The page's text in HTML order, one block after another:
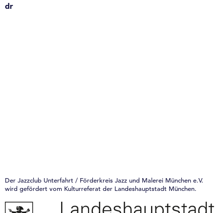
dr
Der Jazzclub Unterfahrt / Förderkreis Jazz und Malerei München e.V.
wird gefördert vom Kulturreferat der Landeshauptstadt München.